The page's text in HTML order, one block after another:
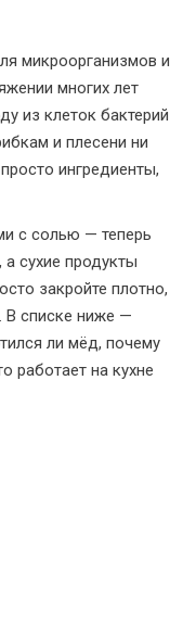
микроорганизмов и
многих лет
из клеток бактерий
и плесени ни
ингредиенты,
с солью — теперь
сухие продукты
закройте плотно,
В списке ниже —
ли мёд, почему
работает на кухне